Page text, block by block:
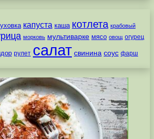
капуста каша котлета крабовый
морковь мультиварке мясо овощ огурец
рулет салат свинина соус фарш